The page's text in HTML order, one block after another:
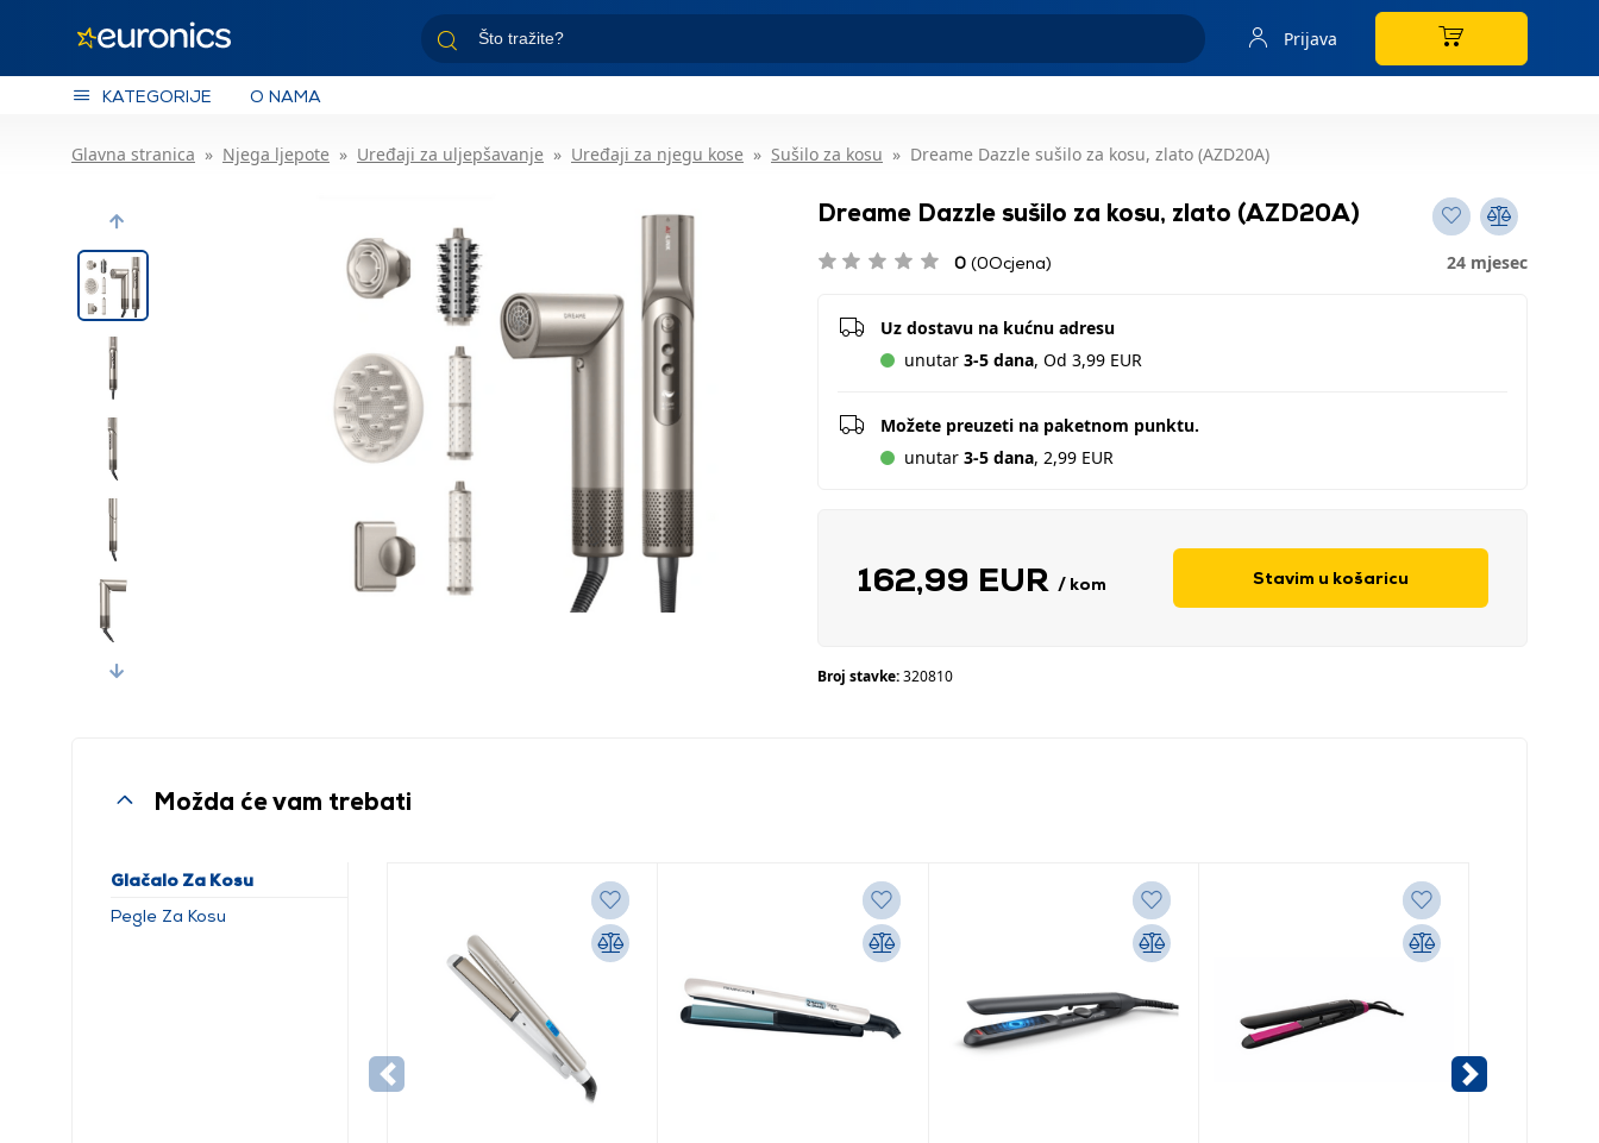
Prijava
KATEGORIJE O NAMA
Glavna stranica Njega ljepote Uređaji za uljepšavanje Uređaji za njegu kose Sušilo za kosu Dreame Dazzle sušilo za kosu, zlato (AZD20A)
Previous
Next
Dreame Dazzle sušilo za kosu, zlato (AZD20A)
0 (0Ocjena) 24 mjesec
Uz dostavu na kućnu adresu
unutar 3-5 dana, Od 3,99 EUR
Možete preuzeti na paketnom punktu.
unutar 3-5 dana, 2,99 EUR
162,99 EUR / kom Stavim u košaricu
Broj stavke:320810
Možda će vam trebati
Glačalo Za Kosu
Pegle Za Kosu